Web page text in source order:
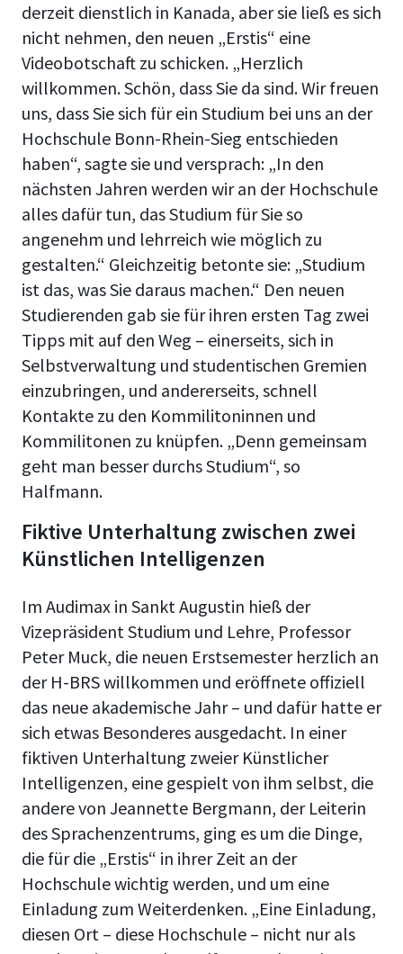
derzeit dienstlich in Kanada, aber sie ließ es sich
nicht nehmen, den neuen „Erstis“ eine
Videobotschaft zu schicken. „Herzlich
willkommen. Schön, dass Sie da sind. Wir freuen
uns, dass Sie sich für ein Studium bei uns an der
Hochschule Bonn-Rhein-Sieg entschieden
haben“, sagte sie und versprach: „In den
nächsten Jahren werden wir an der Hochschule
alles dafür tun, das Studium für Sie so
angenehm und lehrreich wie möglich zu
gestalten.“ Gleichzeitig betonte sie: „Studium
ist das, was Sie daraus machen.“ Den neuen
Studierenden gab sie für ihren ersten Tag zwei
Tipps mit auf den Weg – einerseits, sich in
Selbstverwaltung und studentischen Gremien
einzubringen, und andererseits, schnell
Kontakte zu den Kommilitoninnen und
Kommilitonen zu knüpfen. „Denn gemeinsam
geht man besser durchs Studium“, so
Halfmann.
Fiktive Unterhaltung zwischen zwei
Künstlichen Intelligenzen
Im Audimax in Sankt Augustin hieß der
Vizepräsident Studium und Lehre, Professor
Peter Muck, die neuen Erstsemester herzlich an
der H-BRS willkommen und eröffnete offiziell
das neue akademische Jahr – und dafür hatte er
sich etwas Besonderes ausgedacht. In einer
fiktiven Unterhaltung zweier Künstlicher
Intelligenzen, eine gespielt von ihm selbst, die
andere von Jeannette Bergmann, der Leiterin
des Sprachenzentrums, ging es um die Dinge,
die für die „Erstis“ in ihrer Zeit an der
Hochschule wichtig werden, und um eine
Einladung zum Weiterdenken. „Eine Einladung,
diesen Ort – diese Hochschule – nicht nur als